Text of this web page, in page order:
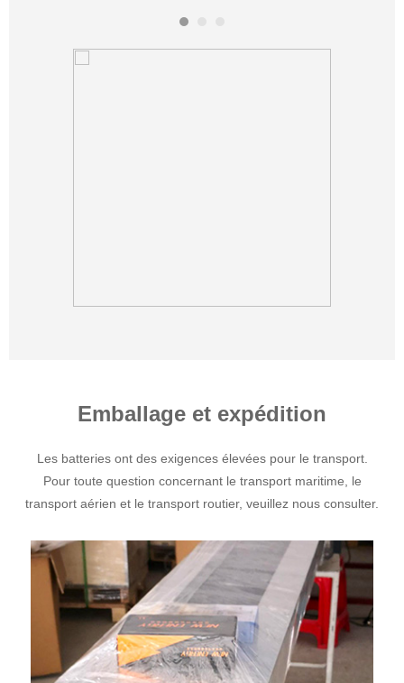
Emballage et expédition
Les batteries ont des exigences élevées pour le transport.
Pour toute question concernant le transport maritime, le
transport aérien et le transport routier, veuillez nous consulter.